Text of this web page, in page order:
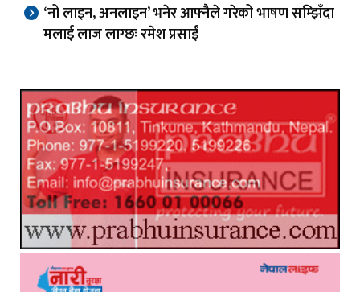
‘नो लाइन, अनलाइन’ भनेर आफ्नैले गरेको भाषण सम्झिँदा
मलाई लाज लाग्छः रमेश प्रसाईं